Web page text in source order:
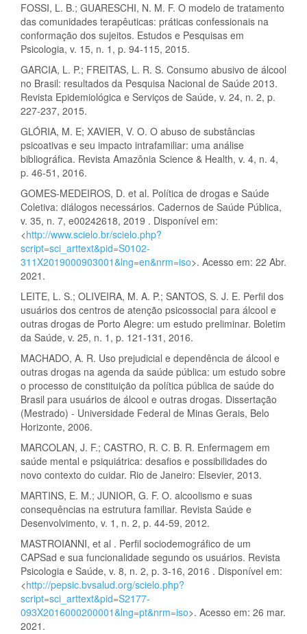
FOSSI, L. B.; GUARESCHI, N. M. F. O modelo de tratamento
das comunidades terapêuticas: práticas confessionais na
conformação dos sujeitos. Estudos e Pesquisas em
Psicologia, v. 15, n. 1, p. 94-115, 2015.
GARCIA, L. P.; FREITAS, L. R. S. Consumo abusivo de álcool
no Brasil: resultados da Pesquisa Nacional de Saúde 2013.
Revista Epidemiológica e Serviços de Saúde, v. 24, n. 2, p.
227-237, 2015.
GLÓRIA, M. E; XAVIER, V. O. O abuso de substâncias
psicoativas e seu impacto intrafamiliar: uma análise
bibliográfica. Revista Amazônia Science & Health, v. 4, n. 4,
p. 46-51, 2016.
GOMES-MEDEIROS, D. et al. Política de drogas e Saúde
Coletiva: diálogos necessários. Cadernos de Saúde Pública,
v. 35, n. 7, e00242618, 2019 . Disponível em:
<http://www.scielo.br/scielo.php?
script=sci_arttext&pid=S0102-
311X2019000903001&lng=en&nrm=iso>. Acesso em: 22 Abr.
2021.
LEITE, L. S.; OLIVEIRA, M. A. P.; SANTOS, S. J. E. Perfil dos
usuários dos centros de atenção psicossocial para álcool e
outras drogas de Porto Alegre: um estudo preliminar. Boletim
da Saúde, v. 25, n. 1, p. 121-131, 2016.
MACHADO, A. R. Uso prejudicial e dependência de álcool e
outras drogas na agenda da saúde pública: um estudo sobre
o processo de constituição da política pública de saúde do
Brasil para usuários de álcool e outras drogas. Dissertação
(Mestrado) - Universidade Federal de Minas Gerais, Belo
Horizonte, 2006.
MARCOLAN, J. F.; CASTRO, R. C. B. R. Enfermagem em
saúde mental e psiquiátrica: desafios e possibilidades do
novo contexto do cuidar. Rio de Janeiro: Elsevier, 2013.
MARTINS, E. M.; JUNIOR, G. F. O. alcoolismo e suas
consequências na estrutura familiar. Revista Saúde e
Desenvolvimento, v. 1, n. 2, p. 44-59, 2012.
MASTROIANNI, et al . Perfil sociodemográfico de um
CAPSad e sua funcionalidade segundo os usuários. Revista
Psicologia e Saúde, v. 8, n. 2, p. 3-16, 2016 . Disponível em:
<http://pepsic.bvsalud.org/scielo.php?
script=sci_arttext&pid=S2177-
093X2016000200001&lng=pt&nrm=iso>. Acesso em: 26 mar.
2021.